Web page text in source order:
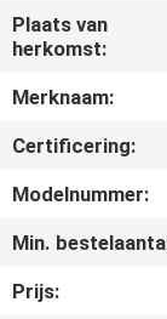
NEEM
MET
ONS
OP
Plaats van
herkomst:
Merknaam:
Certificering:
Modelnummer:
Min.
Prijs: